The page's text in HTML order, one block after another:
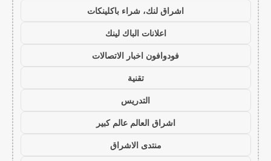
اشراق لنك، شراء باكلينكات
اعلانات الباك لينك
فودوافون اخبار الاتصالات
تقنية
التدريس
اشراق العالم عالم كبير
منتدى الاشراق